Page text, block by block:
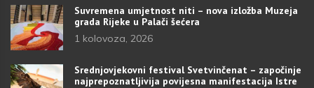
Suvremena umjetnost niti – nova izložba Muzeja
grada Rijeke u Palači šećera
1 kolovoza, 2026
Srednjovjekovni festival Svetvinčenat – započinje
najprepoznatljivija povijesna manifestacija Istre